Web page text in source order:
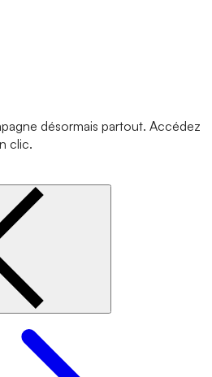
désormais partout. Accédez
clic.